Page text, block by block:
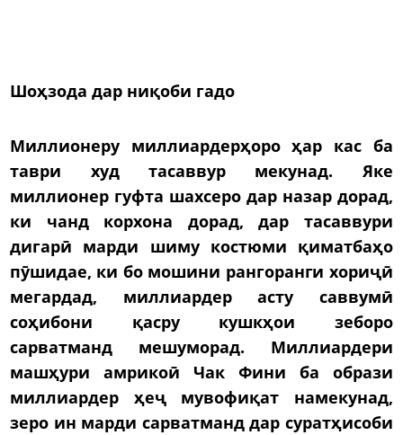
Шоҳзода дар ниқоби гадо
Миллионеру миллиардерҳоро ҳар кас ба
таври худ тасаввур мекунад. Яке
миллионер гуфта шахсеро дар назар дорад,
ки чанд корхона дорад, дар тасаввури
дигарӣ марди шиму костюми қиматбаҳо
пӯшидае, ки бо мошини рангоранги хориҷӣ
мегардад, миллиардер асту саввумӣ
соҳибони қасру кушкҳои зеборо
сарватманд мешуморад. Миллиардери
машҳури амрикоӣ Чак Фини ба образи
миллиардер ҳеҷ мувофиқат намекунад,
зеро ин марди сарватманд дар суратҳисоби